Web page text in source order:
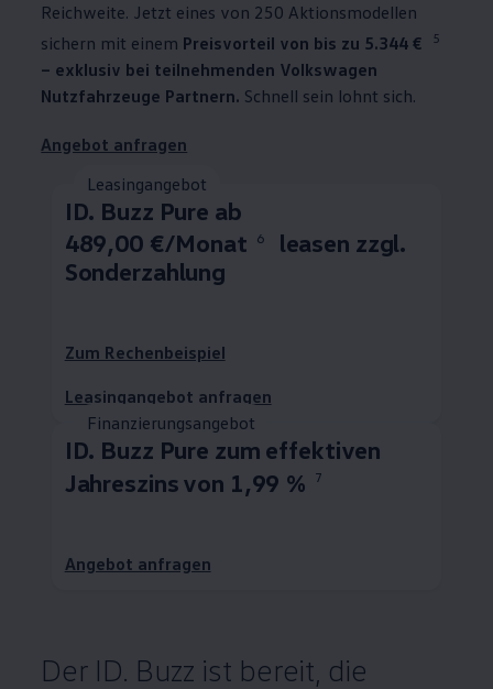
Reichweite. Jetzt eines von 250 Aktionsmodellen
sichern mit einem Preisvorteil von bis zu 5.344 € 5
– exklusiv bei teilnehmenden Volkswagen
Nutzfahrzeuge Partnern. Schnell sein lohnt sich.
Angebot anfragen
Leasingangebot
ID. Buzz Pure ab
489,00 €/Monat
6
leasen zzgl.
Sonderzahlung
Zum Rechenbeispiel
Leasingangebot anfragen
Finanzierungsangebot
ID. Buzz Pure zum effektiven
Jahreszins von 1,99 %
7
Angebot anfragen
Der ID. Buzz ist bereit, die